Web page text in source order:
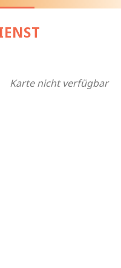
Karte nicht verfügbar